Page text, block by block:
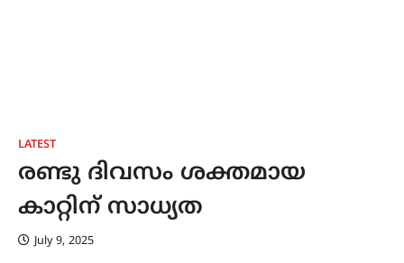
LATEST
രണ്ടു ദിവസം ശക്തമായ
കാറ്റിന് സാധ്യത
July 9, 2025